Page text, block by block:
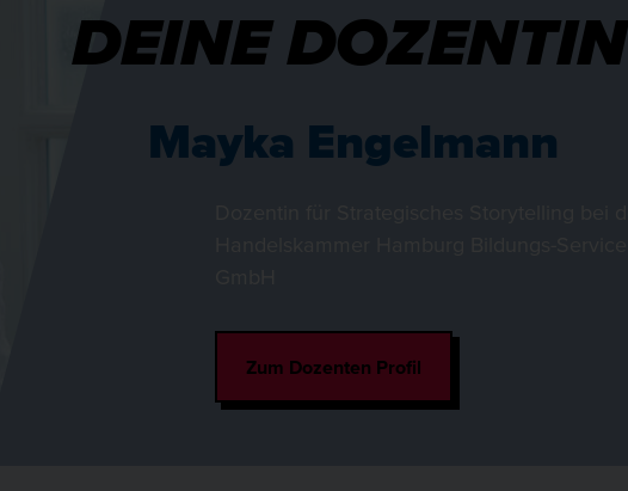
DEINE DOZENTIN
Mayka Engelmann
Zum Dozenten Profil